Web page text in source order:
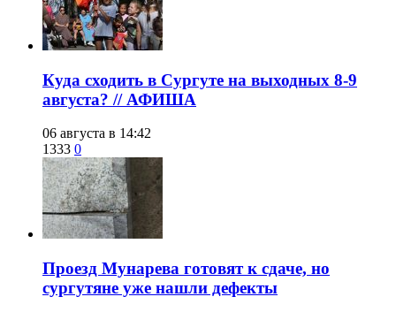
​Куда сходить в Сургуте на выходных 8-9
августа? // АФИША
06 августа в 14:42
1333 0
​Проезд Мунарева готовят к сдаче, но
сургутяне уже нашли дефекты